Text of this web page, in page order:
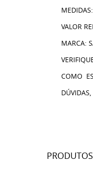
VALOR
MARCA:
COMO